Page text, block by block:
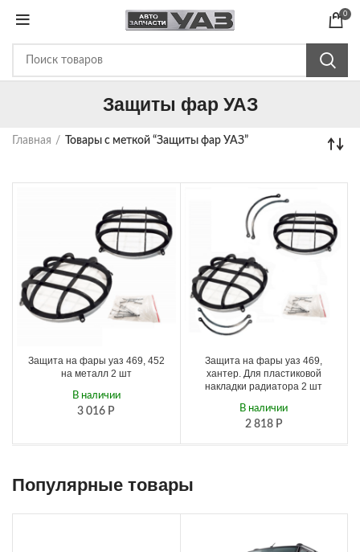
0
Защиты фар УАЗ
Главная Товары с меткой “Защиты фар УАЗ”
Защита на фары уаз 469, 452
на металл 2 шт
3 016 Р
В наличии
Защита на фары уаз 469,
хантер. Для пластиковой
накладки радиатора 2 шт
2 818 Р
В наличии
Популярные товары